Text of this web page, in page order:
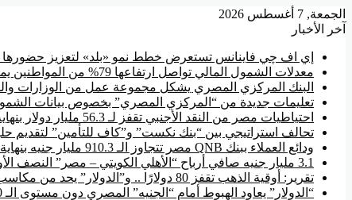
الجمعة, 7 أغسطس 2026
آخر الأخبار
إي اف چي فاينانس تستعرض خطط نمو «بلد» لتعزيز حضورها
معدلات الشمول المالي تواصل ارتفاعها 79% من المواطنين يمتلكون حسابات نشطة تمكنهم من إجراء معاملات مالية
البنك المركزي المصري يشكل مجموعة عمل من الوزارات
تعليمات جديدة من “المركزي المصري” بخصوص بيانات
احتياطيات مصر من النقد الأجنبي تقفز لـ 56.3 مليار دولار بنهاية يوليو
تحالف استراتيجي بين “بنك نكست” و”كاف للتأمين” لتقديم
ودائع العملاء ببنك QNB مصر تتجاوز الـ 910.3 مليار جنيه بنهاية يونيو
3.1 مليار جنيه صافي أرباح “الأهلي الكويتي – مصر” النصف الأول من 2026
تقرير: أوقية الذهب تقفز 80 دولارًا .. و”الدولار” يحد من مكاسب السوق المحلية
“الدولار” يعاود الهبوط أمام “الجنيه” المصري دون مستوى الـ 50 جنيه